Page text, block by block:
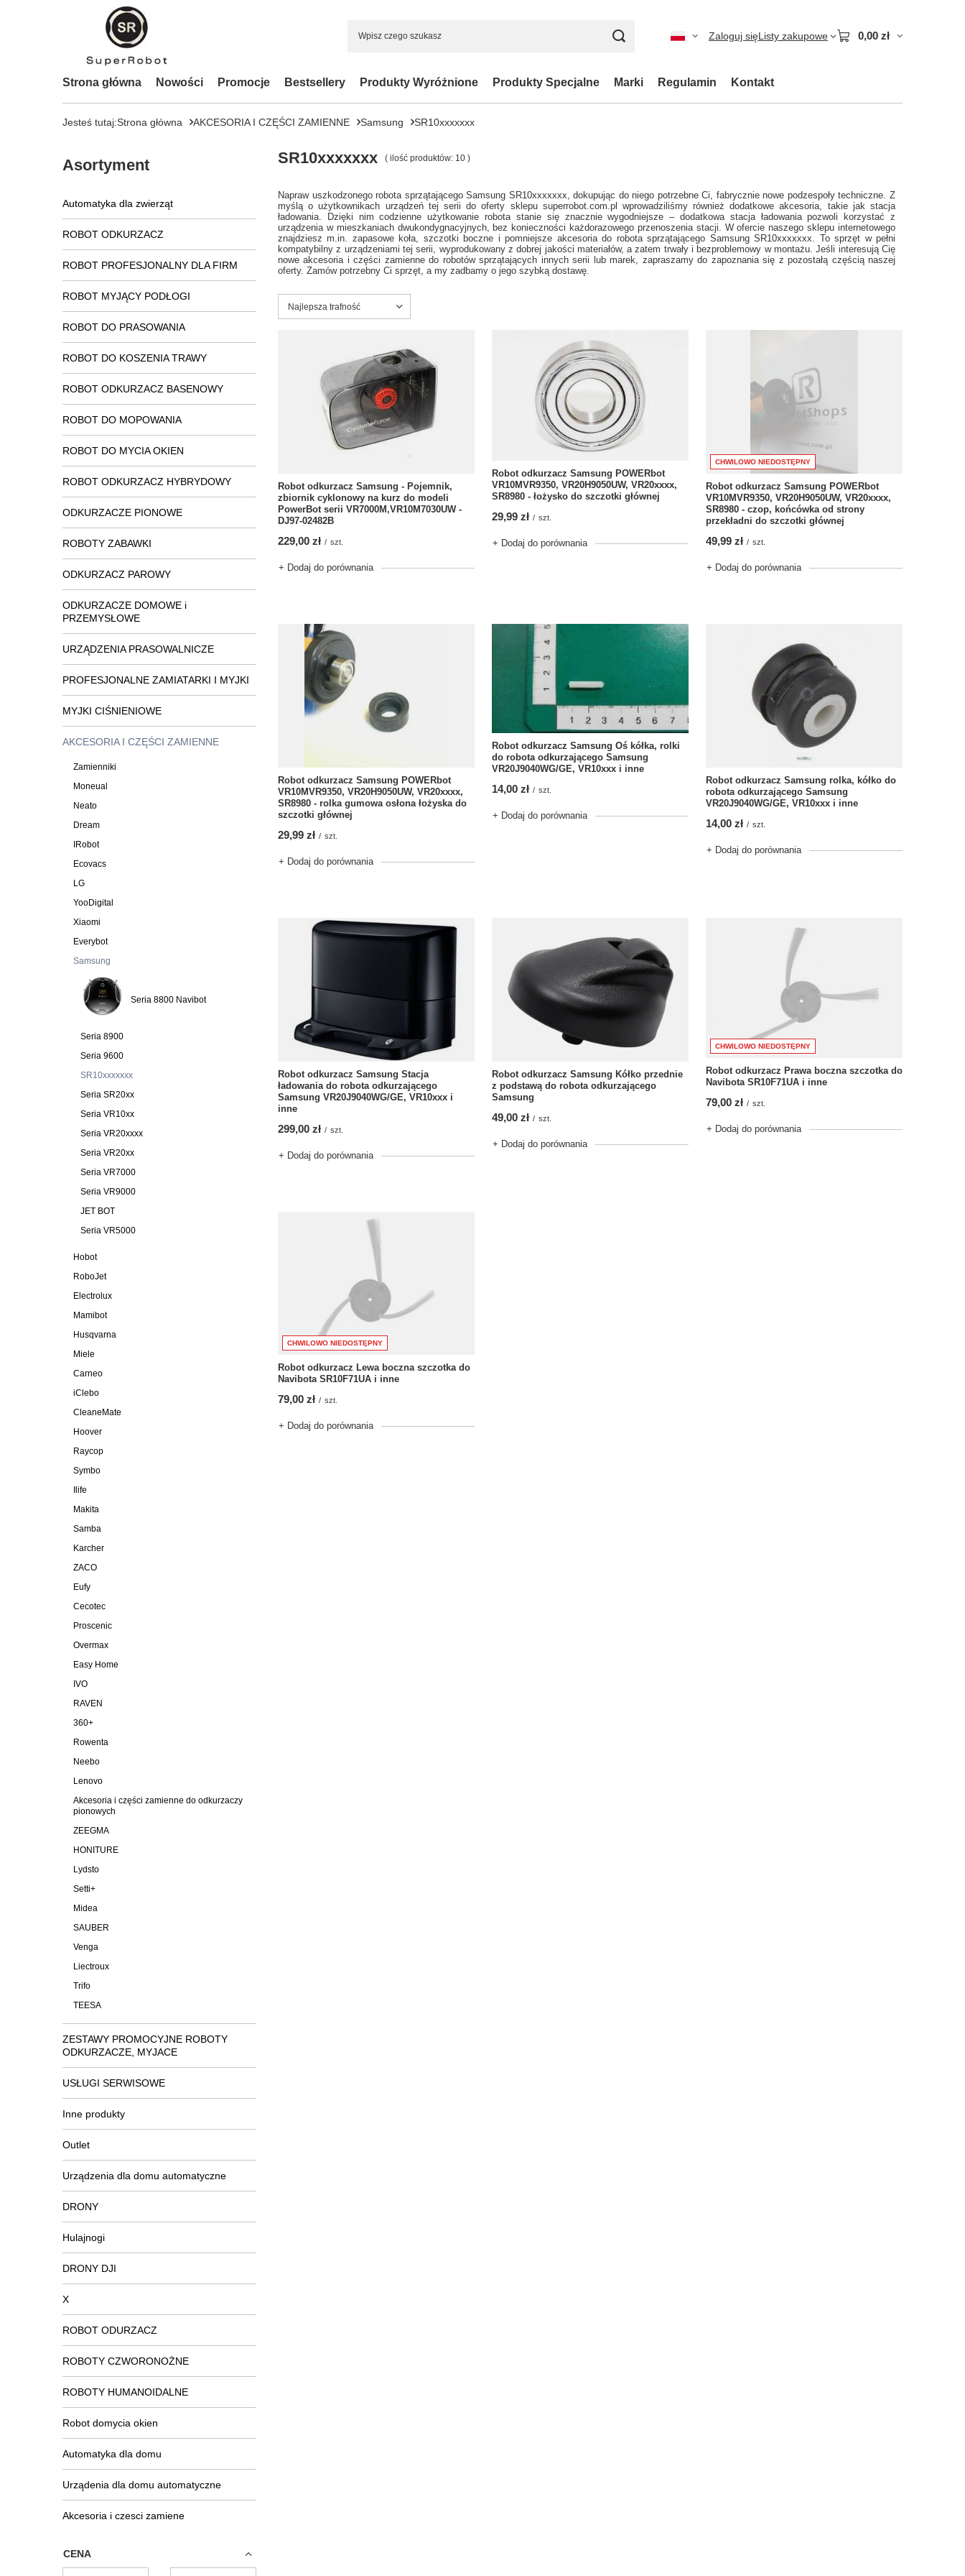
Zaloguj sięListy zakupowe 0,00 zł
Strona główna Nowości Promocje Bestsellery Produkty Wyróżnione Produkty Specjalne Marki Regulamin Kontakt
Jesteś tutaj:Strona główna AKCESORIA I CZĘŚCI ZAMIENNE Samsung SR10xxxxxxx
Asortyment
Automatyka dla zwierząt
ROBOT ODKURZACZ
ROBOT PROFESJONALNY DLA FIRM
ROBOT MYJĄCY PODŁOGI
ROBOT DO PRASOWANIA
ROBOT DO KOSZENIA TRAWY
ROBOT ODKURZACZ BASENOWY
ROBOT DO MOPOWANIA
ROBOT DO MYCIA OKIEN
ROBOT ODKURZACZ HYBRYDOWY
ODKURZACZE PIONOWE
ROBOTY ZABAWKI
ODKURZACZ PAROWY
ODKURZACZE DOMOWE i
PRZEMYSŁOWE
URZĄDZENIA PRASOWALNICZE
PROFESJONALNE ZAMIATARKI I MYJKI
MYJKI CIŚNIENIOWE
AKCESORIA I CZĘŚCI ZAMIENNE
Zamienniki
Moneual
Neato
Dream
IRobot
Ecovacs
LG
YooDigital
Xiaomi
Everybot
Samsung
Seria 8800 Navibot
Seria 8900
Seria 9600
SR10xxxxxxx
Seria SR20xx
Seria VR10xx
Seria VR20xxxx
Seria VR20xx
Seria VR7000
Seria VR9000
JET BOT
Seria VR5000
Hobot
RoboJet
Electrolux
Mamibot
Husqvarna
Miele
Carneo
iClebo
CleaneMate
Hoover
Raycop
Symbo
Ilife
Makita
Samba
Karcher
ZACO
Eufy
Cecotec
Proscenic
Overmax
Easy Home
IVO
RAVEN
360+
Rowenta
Neebo
Lenovo
Akcesoria i części zamienne do odkurzaczy
pionowych
ZEEGMA
HONITURE
Lydsto
Setti+
Midea
SAUBER
Venga
Liectroux
Trifo
TEESA
ZESTAWY PROMOCYJNE ROBOTY
ODKURZACZE, MYJACE
USŁUGI SERWISOWE
Inne produkty
Outlet
Urządzenia dla domu automatyczne
DRONY
Hulajnogi
DRONY DJI
X
ROBOT ODURZACZ
ROBOTY CZWORONOŻNE
ROBOTY HUMANOIDALNE
Robot domycia okien
Automatyka dla domu
Urządenia dla domu automatyczne
Akcesoria i czesci zamiene
CENA
SR10xxxxxxx ( ilość produktów: 10 )
Napraw uszkodzonego robota sprzątającego Samsung SR10xxxxxxx, dokupując do niego potrzebne Ci, fabrycznie nowe podzespoły techniczne. Z
myślą o użytkownikach urządzeń tej serii do oferty sklepu superrobot.com.pl wprowadziliśmy również dodatkowe akcesoria, takie jak stacja
ładowania. Dzięki nim codzienne użytkowanie robota stanie się znacznie wygodniejsze – dodatkowa stacja ładowania pozwoli korzystać z
urządzenia w mieszkaniach dwukondygnacyjnych, bez konieczności każdorazowego przenoszenia stacji. W ofercie naszego sklepu internetowego
znajdziesz m.in. zapasowe koła, szczotki boczne i pomniejsze akcesoria do robota sprzątającego Samsung SR10xxxxxxx. To sprzęt w pełni
kompatybilny z urządzeniami tej serii, wyprodukowany z dobrej jakości materiałów, a zatem trwały i bezproblemowy w montażu. Jeśli interesują Cię
nowe akcesoria i części zamienne do robotów sprzątających innych serii lub marek, zapraszamy do zapoznania się z pozostałą częścią naszej
oferty. Zamów potrzebny Ci sprzęt, a my zadbamy o jego szybką dostawę.
Zmień sortowanie
Najlepsza trafność
Robot odkurzacz Samsung - Pojemnik,
zbiornik cyklonowy na kurz do modeli
PowerBot serii VR7000M,VR10M7030UW -
DJ97-02482B
229,00 zł / szt.
+ Dodaj do porównania
Robot odkurzacz Samsung POWERbot
VR10MVR9350, VR20H9050UW, VR20xxxx,
SR8980 - łożysko do szczotki głównej
29,99 zł / szt.
+ Dodaj do porównania
CHWILOWO NIEDOSTĘPNY
Robot odkurzacz Samsung POWERbot
VR10MVR9350, VR20H9050UW, VR20xxxx,
SR8980 - czop, końcówka od strony
przekładni do szczotki głównej
49,99 zł / szt.
+ Dodaj do porównania
Robot odkurzacz Samsung POWERbot
VR10MVR9350, VR20H9050UW, VR20xxxx,
SR8980 - rolka gumowa osłona łożyska do
szczotki głównej
29,99 zł / szt.
+ Dodaj do porównania
Robot odkurzacz Samsung Oś kółka, rolki
do robota odkurzającego Samsung
VR20J9040WG/GE, VR10xxx i inne
14,00 zł / szt.
+ Dodaj do porównania
Robot odkurzacz Samsung rolka, kółko do
robota odkurzającego Samsung
VR20J9040WG/GE, VR10xxx i inne
14,00 zł / szt.
+ Dodaj do porównania
Robot odkurzacz Samsung Stacja
ładowania do robota odkurzającego
Samsung VR20J9040WG/GE, VR10xxx i
inne
299,00 zł / szt.
+ Dodaj do porównania
Robot odkurzacz Samsung Kółko przednie
z podstawą do robota odkurzającego
Samsung
49,00 zł / szt.
+ Dodaj do porównania
CHWILOWO NIEDOSTĘPNY
Robot odkurzacz Prawa boczna szczotka do
Navibota SR10F71UA i inne
79,00 zł / szt.
+ Dodaj do porównania
CHWILOWO NIEDOSTĘPNY
Robot odkurzacz Lewa boczna szczotka do
Navibota SR10F71UA i inne
79,00 zł / szt.
+ Dodaj do porównania